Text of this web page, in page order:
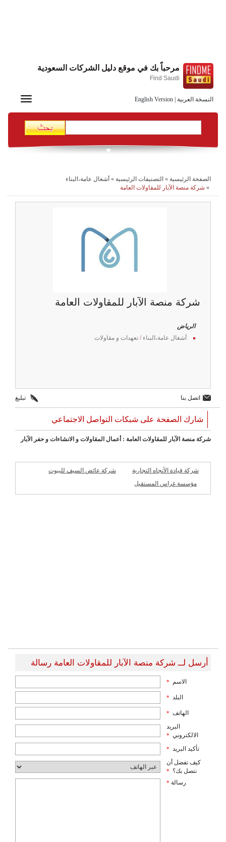
النسخة العربية English Version
مرحباً بك في موقع دليل الشركات السعودية
Find Saudi
Toggle
الصفحة الرئيسية » التصنيفات الرئيسية » أشغال عامة،البناء
» شركة منصة الآبار للمقاولات العامة
شركة منصة الآبار للمقاولات العامة
الرياض
أشغال عامة،البناء / تعهدات و مقاولات
اتصل بنا تبليغ
شارك الصفحة على شبكات التواصل الاجتماعي
شركة منصة الآبار للمقاولات العامة : أعمال المقاولات و الانشاءات و حفر الآبار
شركة قيادة الأتجاه التجارية
شركة عائض السيف للبيوت
مؤسسة غراس المستقبل
أرسل لــ شركة منصة الآبار للمقاولات العامة رسالة
الاسم *
البلد *
الهاتف *
البريد
الالكتروني *
تأكيد البريد *
كيف تفضل أن
نتصل بك؟ *
رسالة *